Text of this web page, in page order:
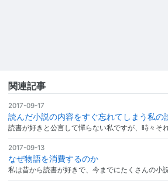
関連記事
2017-09-17
読んだ小説の内容をすぐ忘れてしまう私の
読書が好きと公言して憚らない私ですが、時々そ
2017-09-13
なぜ物語を消費するのか
私は昔から読書が好きで、今までにたくさんの小